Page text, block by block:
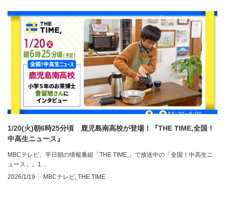
1/20(火)朝6時25分頃 鹿児島南高校が登場！『THE TIME,全国！
中高生ニュース』
MBCテレビ、平日朝の情報番組「THE TIME,」で放送中の「全国！中高生ニ
ュース」。1…
2026/1/19
MBCテレビ, THE TIME